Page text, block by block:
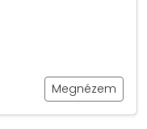
Megnézem